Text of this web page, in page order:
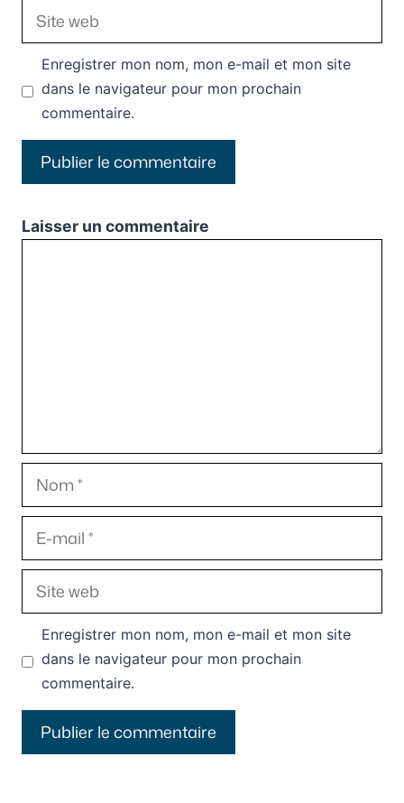
Site
web
Enregistrer mon nom, mon e-mail et mon site
dans le navigateur pour mon prochain
commentaire.
Laisser un commentaire
Nom
E-
mail
Site
web
Enregistrer mon nom, mon e-mail et mon site
dans le navigateur pour mon prochain
commentaire.